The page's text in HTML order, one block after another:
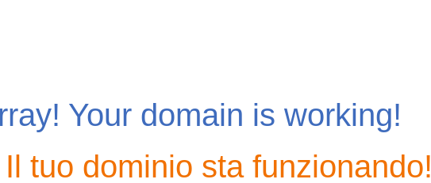
Your domain is working!
tuo dominio sta funzionando!